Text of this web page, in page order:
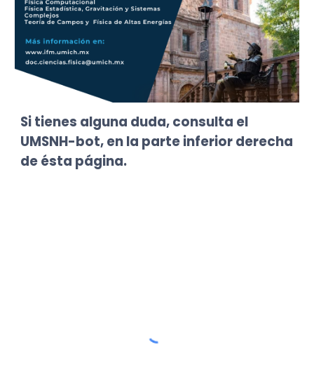
Si tienes alguna duda, consulta el
UMSNH-bot, en la parte inferior derecha
de ésta página.